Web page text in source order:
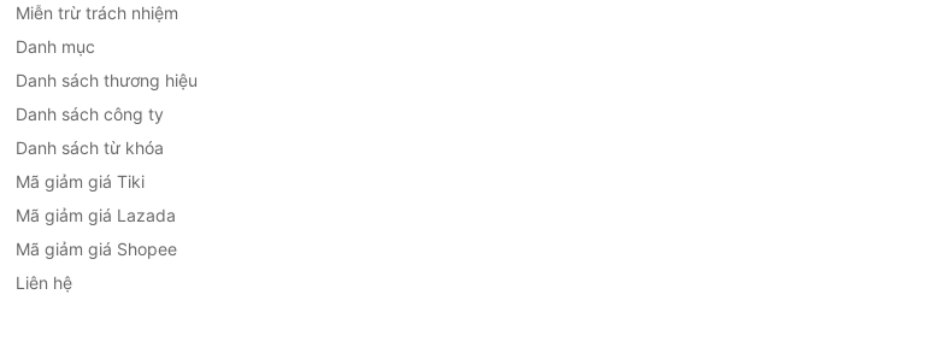
Miễn trừ trách nhiệm
Danh mục
Danh sách thương hiệu
Danh sách công ty
Danh sách từ khóa
Mã giảm giá Tiki
Mã giảm giá Lazada
Mã giảm giá Shopee
Liên hệ